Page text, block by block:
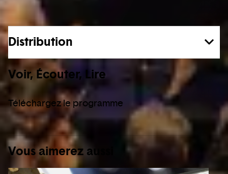
Distribution
Voir, Écouter, Lire
Téléchargez le programme
Vous aimerez aussi